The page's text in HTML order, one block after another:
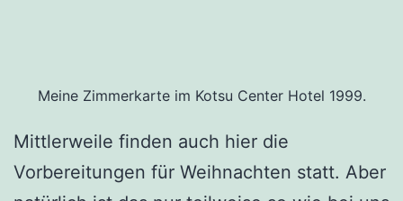
Meine Zimmerkarte im Kotsu Center Hotel 1999.
Mittlerweile finden auch hier die
Vorbereitungen für Weihnachten statt. Aber